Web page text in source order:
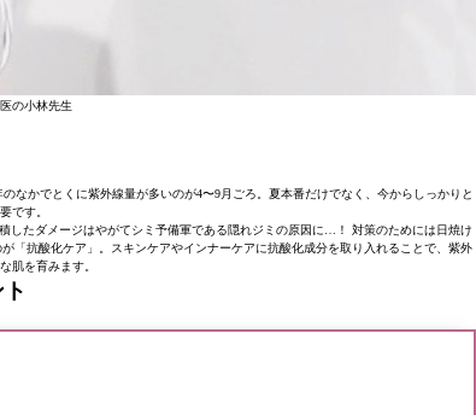
の小林先生
なかでとくに紫外線量が多いのが4〜9月ごろ。夏本番だけでなく、今からしっかりと
です。
したダメージはやがてシミ予備軍である隠れジミの原因に…！ 対策のためには日焼け
「抗酸化ケア」。スキンケアやインナーケアに抗酸化成分を取り入れることで、紫外
肌を育みます。